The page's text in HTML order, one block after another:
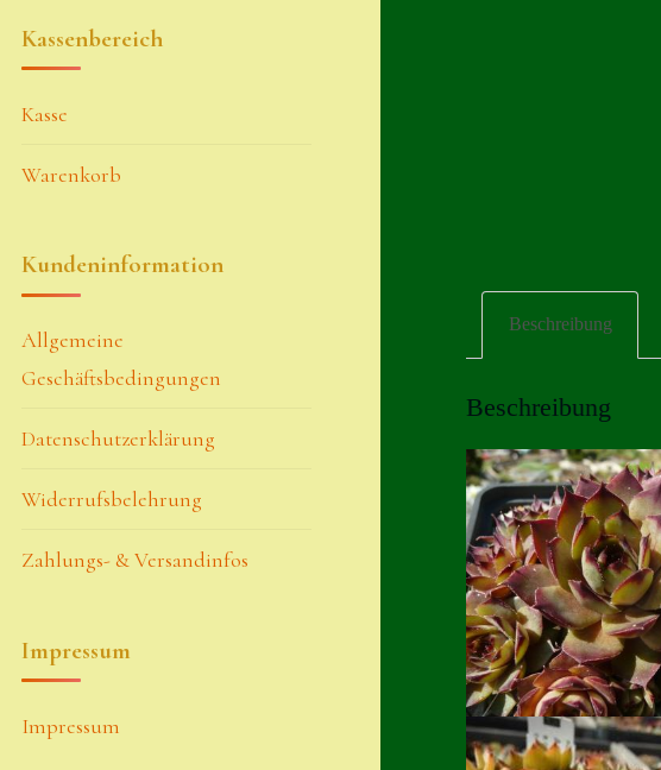
Beschreibung
Beschreibung
Kassenbereich
Kasse
Warenkorb
Kundeninformation
Allgemeine
Geschäftsbedingungen
Datenschutzerklärung
Widerrufsbelehrung
Zahlungs- & Versandinfos
Impressum
Impressum